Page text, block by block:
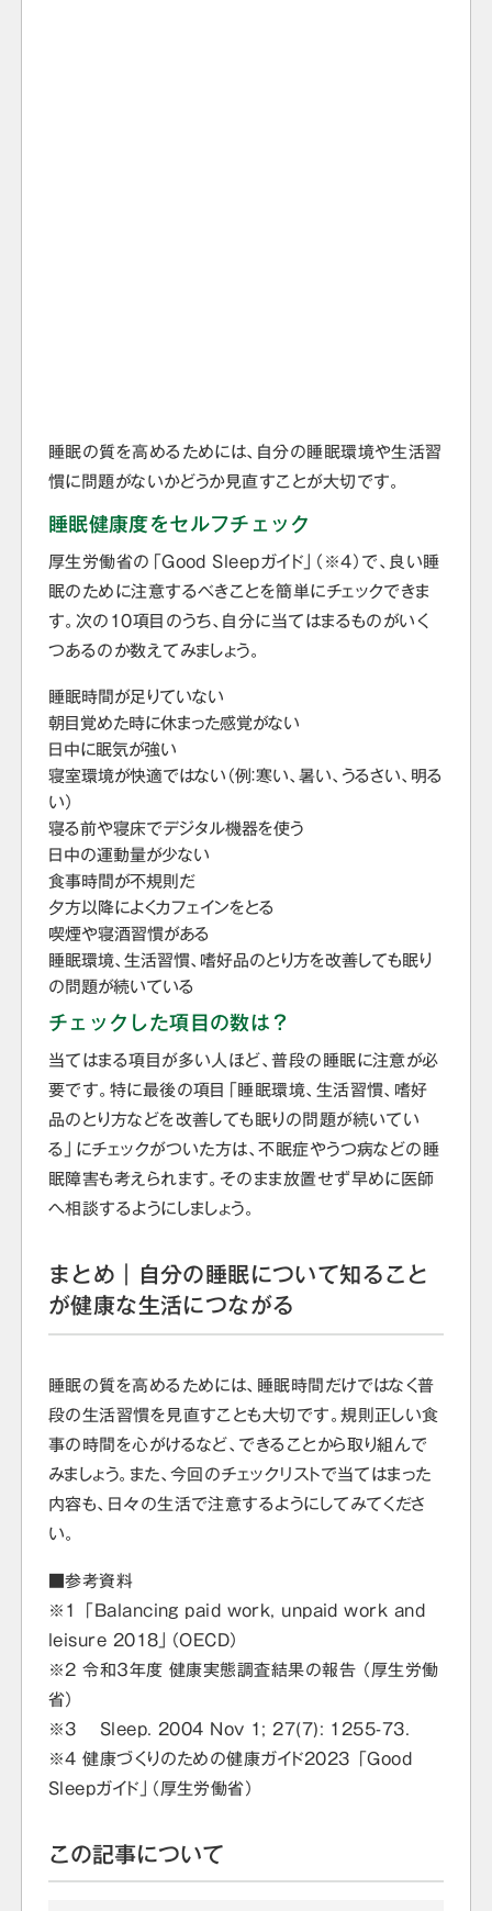
睡眠の質を高めるためには、自分の睡眠環境や生活習
慣に問題がないかどうか見直すことが大切です。
睡眠健康度をセルフチェック
厚生労働省の「Good Sleepガイド」（※4）で、良い睡
眠のために注意するべきことを簡単にチェックできま
す。次の10項目のうち、自分に当てはまるものがいく
つあるのか数えてみましょう。
睡眠時間が足りていない
朝目覚めた時に休まった感覚がない
日中に眠気が強い
寝室環境が快適ではない（例：寒い、暑い、うるさい、明る
い）
寝る前や寝床でデジタル機器を使う
日中の運動量が少ない
食事時間が不規則だ
夕方以降によくカフェインをとる
喫煙や寝酒習慣がある
睡眠環境、生活習慣、嗜好品のとり方を改善しても眠り
の問題が続いている
チェックした項目の数は？
当てはまる項目が多い人ほど、普段の睡眠に注意が必
要です。特に最後の項目「睡眠環境、生活習慣、嗜好
品のとり方などを改善しても眠りの問題が続いてい
る」にチェックがついた方は、不眠症やうつ病などの睡
眠障害も考えられます。そのまま放置せず早めに医師
へ相談するようにしましょう。
まとめ｜自分の睡眠について知ること
が健康な生活につながる
睡眠の質を高めるためには、睡眠時間だけではなく普
段の生活習慣を見直すことも大切です。規則正しい食
事の時間を心がけるなど、できることから取り組んで
みましょう。また、今回のチェックリストで当てはまった
内容も、日々の生活で注意するようにしてみてくださ
い。
■参考資料
※1 「Balancing paid work, unpaid work and
leisure 2018」（OECD）
※2 令和３年度 健康実態調査結果の報告 （厚生労働
省）
※3 Sleep. 2004 Nov 1; 27(7): 1255-73.
※4 健康づくりのための健康ガイド2023 「Good
Sleepガイド」（厚生労働省）
この記事について